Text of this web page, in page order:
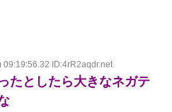
09:19:56.32 ID:4rR2aqdr.net
たとしたら大きなネガテ